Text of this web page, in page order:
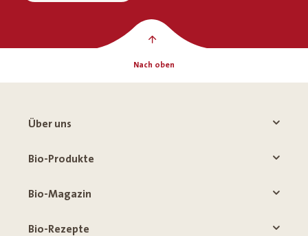
Nach oben
Über uns
Bio-Produkte
Bio-Magazin
Bio-Rezepte